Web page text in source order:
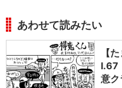
あわせて読みたい
【
l.67
意ク